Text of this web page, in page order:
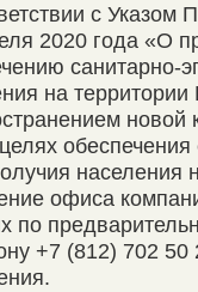
с Указом
2020 года «О
санитарно-
на
новой
населения
офиса
по
+7 (812) 702 50